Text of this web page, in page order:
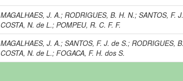
MAGALHAES, J. A.; RODRIGUES, B. H. N.;SANTOS, F.
COSTA, N. de L.;POMPEU, R. C. F. F.
MAGALHAES, J. A.;SANTOS, F. J. de S.; RODRIGUES,
COSTA, N. de L.;FOGACA, F. H. dos S.